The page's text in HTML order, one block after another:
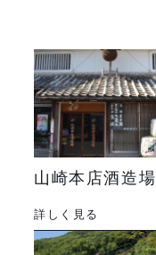
山崎本店酒造場
詳しく見る